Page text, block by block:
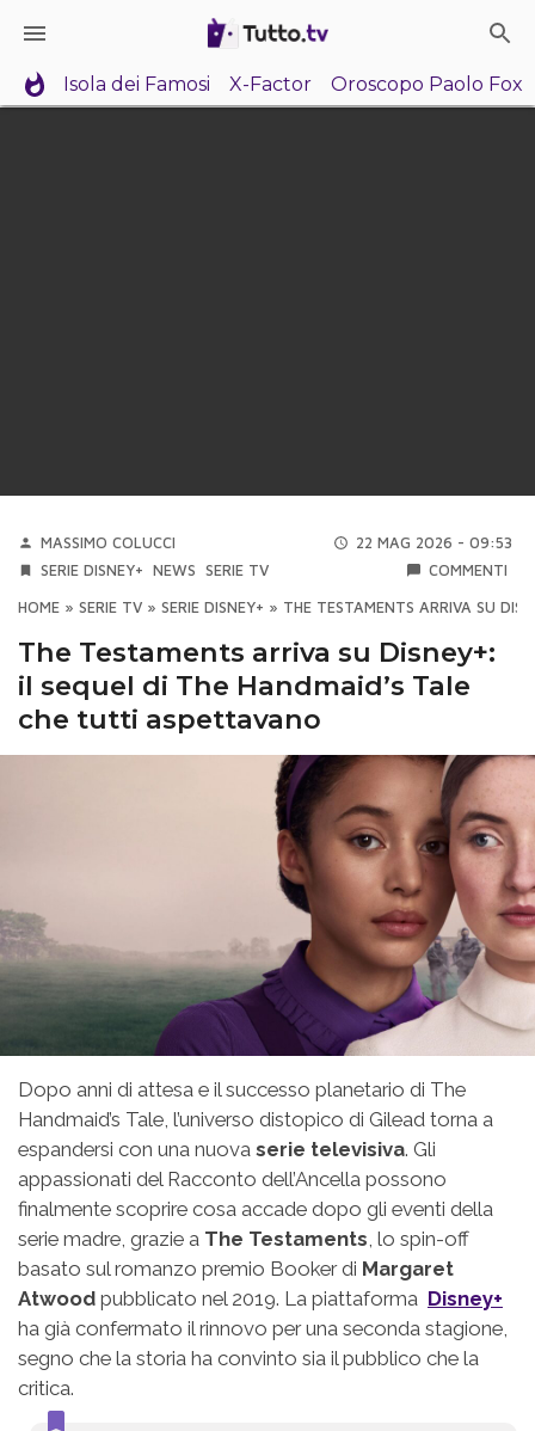
Isola dei Famosi X-Factor Oroscopo Paolo Fox
MASSIMO COLUCCI
22 MAG 2026 - 09:53
SERIE DISNEY+
NEWS SERIE TV COMMENTI
HOME » SERIE TV » SERIE DISNEY+ » THE TESTAMENTS ARRIVA SU
The Testaments arriva su Disney+:
il sequel di The Handmaid’s Tale
che tutti aspettavano
Dopo anni di attesa e il successo planetario di The
Handmaid’s Tale, l’universo distopico di Gilead torna a
espandersi con una nuova serie televisiva. Gli
appassionati del Racconto dell’Ancella possono
finalmente scoprire cosa accade dopo gli eventi della
serie madre, grazie a The Testaments, lo spin-off
basato sul romanzo premio Booker di Margaret
Atwood pubblicato nel 2019. La piattaforma Disney+
ha già confermato il rinnovo per una seconda stagione,
segno che la storia ha convinto sia il pubblico che la
critica.